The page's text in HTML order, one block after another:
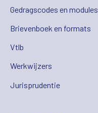
Gedragscodes en modules
Brievenboek en formats
Vtlb
Werkwijzers
Jurisprudentie